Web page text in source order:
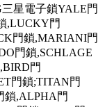
星電子鎖YALE門
,LUCKY門
門鎖,MARIANI門
門鎖,SCHLAGE
門
門鎖;TITAN門
鎖,ALPHA門